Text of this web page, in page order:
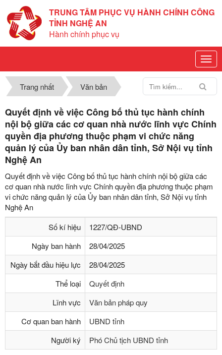
TRUNG TÂM PHỤC VỤ HÀNH CHÍNH CÔNG
TỈNH NGHỆ AN
Hành chính phục vụ
Trang nhất Văn bản
Quyết định về việc Công bố thủ tục hành chính
nội bộ giữa các cơ quan nhà nước lĩnh vực Chính
quyền địa phương thuộc phạm vi chức năng
quản lý của Ủy ban nhân dân tỉnh, Sở Nội vụ tỉnh
Nghệ An
Quyết định về việc Công bố thủ tục hành chính nội bộ giữa các
cơ quan nhà nước lĩnh vực Chính quyền địa phương thuộc phạm
vi chức năng quản lý của Ủy ban nhân dân tỉnh, Sở Nội vụ tỉnh
Nghệ An
Số kí hiệu
1227/QĐ-UBND
Ngày ban hành
28/04/2025
Ngày bắt đầu hiệu lực
28/04/2025
Thể loại
Quyết định
Lĩnh vực
Văn bản pháp quy
Cơ quan ban hành
UBND tỉnh
Người ký
Phó Chủ tịch UBND tỉnh